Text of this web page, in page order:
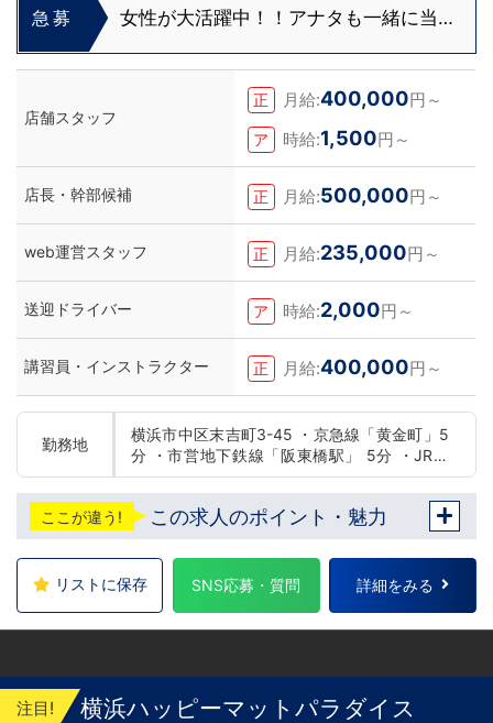
急募
女性が大活躍中！！アナタも一緒に当グ
店舗スタッフ
正 月給:400,000円～
ア 時給:1,500円～
店長・幹部候補 正 月給:500,000円～
web運営スタッフ 正 月給:235,000円～
送迎ドライバー ア 時給:2,000円～
講習員・インストラクター 正 月給:400,000円～
勤務地
横浜市中区末吉町3-45 ・京急線「黄金町」5
分 ・市営地下鉄線「阪東橋駅」 5分 ・JR線
「関内駅」15分
ここが違う! この求人のポイント・魅力
リストに保存 SNS応募・質問 詳細をみる
注目! 横浜ハッピーマットパラダイス